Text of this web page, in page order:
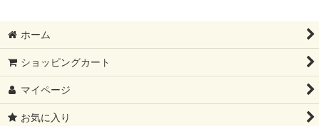
ホーム
ショッピングカート
マイページ
お気に入り